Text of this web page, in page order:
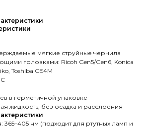
мягкие струйные чернила
головками: Ricoh Gen5/Gen6, Konica
Toshiba CE4M
в герметичной упаковке
жидкость, без осадка и расслоения
нм (подходит для ртутных ламп и